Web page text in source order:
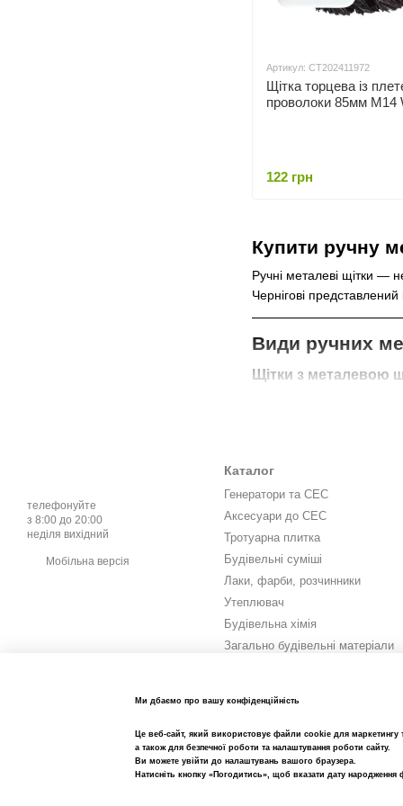
Купити ручну
Ручні металеві щітки —
Чернігові
Види ручних
Щітки з металевою
Забезпечують
Доступні у різних
Щітки з латунною
М’якші у
Використовуються
Переваги
Ми пропонуємо щітки від
Великий асортимент
У каталозі Sksbud
Артикул: СТ202411972
Щітка торцева із
проволоки 85мм М14
122 грн
телефонуйте
з 8:00 до 20:00
неділя вихідний
Мобільна версія
Каталог
Генератори та СЕС
Аксесуари до СЕС
Тротуарна плитка
Будівельні суміші
Лаки, фарби, розчинники
Утеплювач
Будівельна хімія
Загально будівельні матеріали
Метизи та кріплення
Сад город
Кемпінг
Ми дбаємо про вашу конфіденційність
Це веб-сайт, який використовує файли cookie для маркетингу
а також для безпечної роботи та налаштування роботи сайту.
Ви можете увійти до налаштувань вашого браузера.
Натисніть кнопку «Погодитись», щоб вказати дату народження